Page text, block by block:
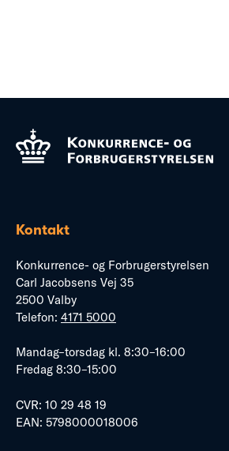
Kontakt
Konkurrence- og Forbrugerstyrelsen
Carl Jacobsens Vej 35
2500 Valby
Telefon: 4171 5000
Mandag–torsdag kl. 8:30–16:00
Fredag 8:30–15:00
CVR: 10 29 48 19
EAN: 5798000018006